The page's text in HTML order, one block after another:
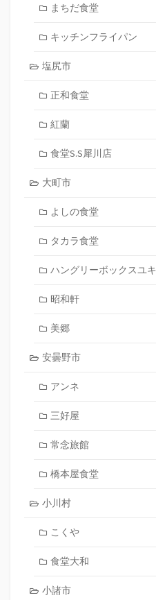
まちだ食堂
キッチンフライパン
塩尻市
正和食堂
紅蘭
食堂S.S犀川店
大町市
よしの食堂
タカラ食堂
ハングリーボックスユキ
昭和軒
美郷
安曇野市
アンネ
三好屋
常念旅館
橋本屋食堂
小川村
こくや
食堂大和
小諸市